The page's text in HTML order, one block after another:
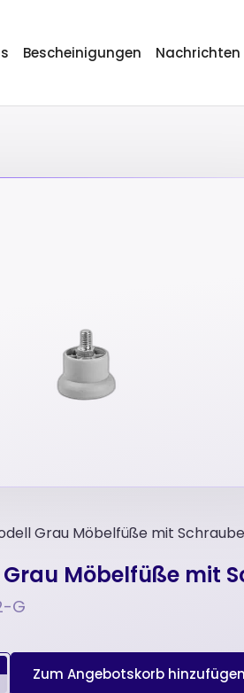
Bescheinigungen Nachrichten
Grau Möbelfüße mit
Möbelfüße mit
G
Zum Angebotskorb hinzufügen